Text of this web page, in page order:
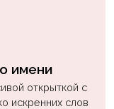
имени
открыткой с
искренних слов